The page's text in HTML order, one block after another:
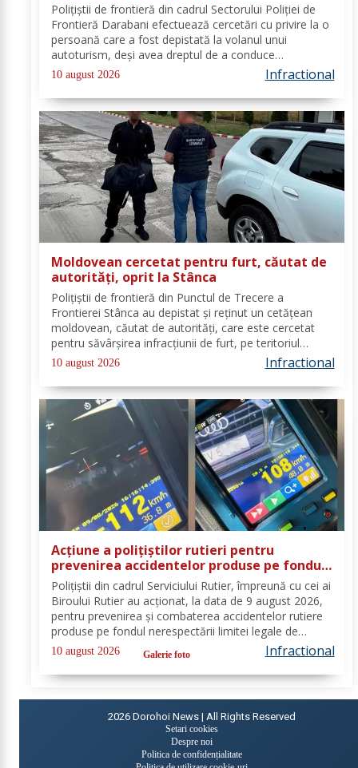
Poliţiştii de frontieră din cadrul Sectorului Poliției de
Frontieră Darabani efectuează cercetări cu privire la o
persoană care a fost depistată la volanul unui
autoturism, deşi avea dreptul de a conduce
suspendat. În data de 08 august a.c., în jurul orei
08.30, polițiști de frontieră din cadrul...
10 august 2026 Infractional
Moldovean cercetat pentru furt, căutat de
autorități, oprit la Stânca
Poliţiştii de frontieră din Punctul de Trecere a
Frontierei Stânca au depistat şi reţinut un cetățean
moldovean, căutat de autorităţi, care este cercetat
pentru săvârşirea infracţiunii de furt, pe teritoriul
Germaniei. În ziua de 08 august a.c, în jurul orei 14.00,
în Punctul de Trecere a...
10 august 2026 Infractional
Acțiune a polițiștilor rutieri pentru
prevenirea accidentelor produse pe fondul
vitezei excesive. 20 de permise de
conducere reținute
Polițiștii din cadrul Serviciului Rutier, împreună cu cei ai
Biroului Rutier au acționat, la data de 9 august 2026,
pentru prevenirea și combaterea accidentelor rutiere
produse pe fondul nerespectării limitei legale de
viteză. Astfel, activitățile s-au desfășurat pe sectoarele
de drum identificate...
10 august 2026 Galerie foto Infractional
2026 Dorohoi News | All Rights Reserved
Setari cookies
Despre noi
Politica de confidențialitate